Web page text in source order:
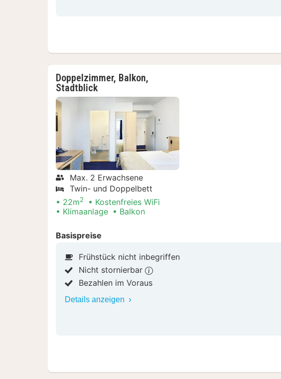
Doppelzimmer, Balkon,
Stadtblick
Max. 2 Erwachsene
Twin- und Doppelbett
22m2
Kostenfreies WiFi
Klimaanlage
Balkon
Basispreise
Frühstück nicht inbegriffen
Nicht stornierbar
Bezahlen im Voraus
Details anzeigen